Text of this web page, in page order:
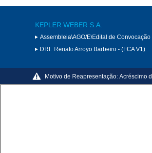
KEPLER WEBER S.A.
Assembleia\AGO/E\Edital de Convocação
DRI: Renato Arroyo Barbeiro - (FCA V1)
Motivo de Reapresentação: Acréscimo